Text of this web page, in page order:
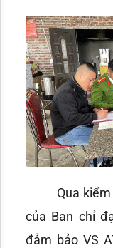
Qua kiểm
của Ban chỉ
đảm bảo VS